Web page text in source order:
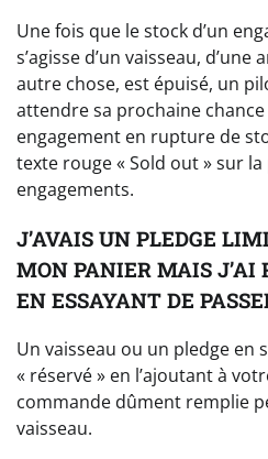
Une fois que le stock d’un
s’agisse d’un vaisseau,
autre chose, est épuisé, un
attendre sa prochaine
engagement en rupture de
texte rouge « Sold out » sur
engagements.
J’AVAIS UN PLEDGE
MON PANIER MAIS J’AI
EN ESSAYANT DE
Un vaisseau ou un pledge en
« réservé » en l’ajoutant à
commande dûment remplie
vaisseau.